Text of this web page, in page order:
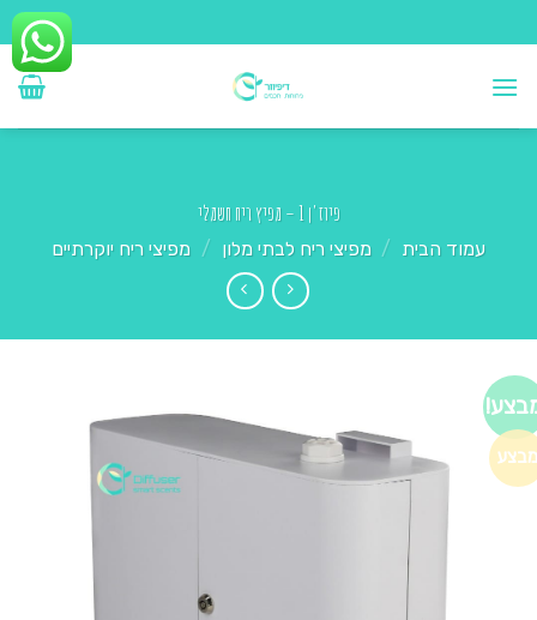
to
content
פיוז'ן 1 – מפיץ ריח חשמלי
עמוד הבית / מפיצי ריח לבתי מלון / מפיצי ריח יוקרתיים
מבצע